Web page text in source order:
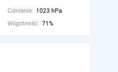
Ciśnienie: 1023 hPa
Wilgotność: 71%